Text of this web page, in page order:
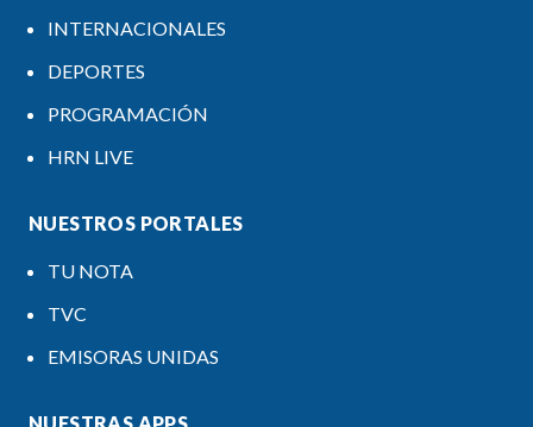
INTERNACIONALES
DEPORTES
PROGRAMACIÓN
HRN LIVE
NUESTROS PORTALES
TU NOTA
TVC
EMISORAS UNIDAS